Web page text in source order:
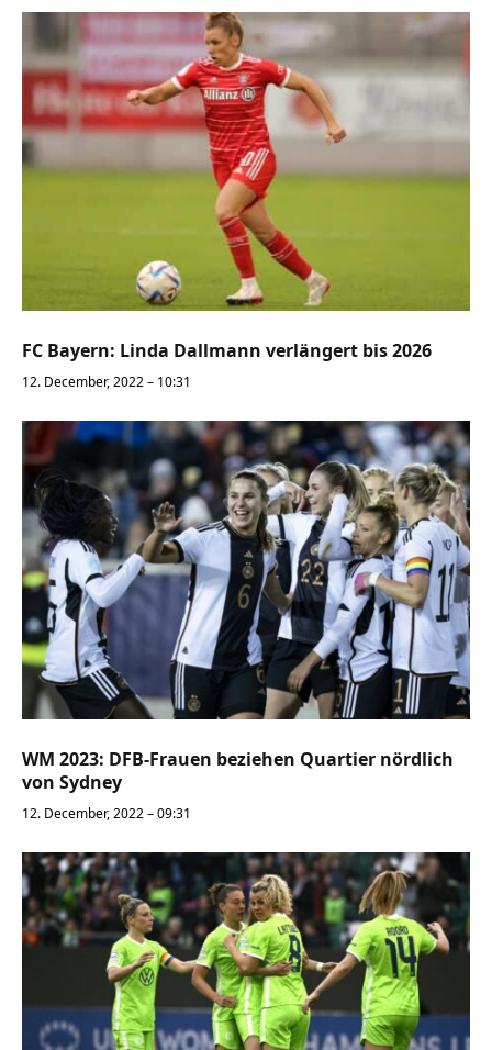
FC Bayern: Linda Dallmann verlängert bis 2026
12. December, 2022 – 10:31
WM 2023: DFB-Frauen beziehen Quartier nördlich
von Sydney
12. December, 2022 – 09:31